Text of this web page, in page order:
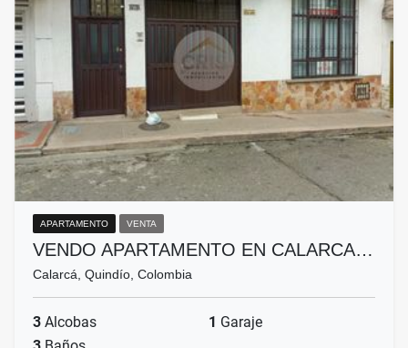
APARTAMENTO VENTA
VENDO APARTAMENTO EN CALARCA…
Calarcá, Quindío, Colombia
3 Alcobas 1 Garaje